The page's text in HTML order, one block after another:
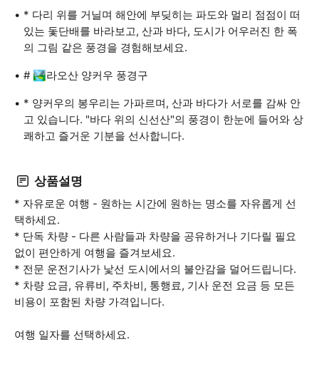
* 다리 위를 거닐며 해안에 부딪히는 파도와 멀리 점점이 떠
있는 돛단배를 바라보고, 산과 바다, 도시가 어우러진 한 폭
의 그림 같은 풍경을 경험해보세요.
# 🏞️라오산 양커우 풍경구
* 양커우의 봉우리는 가파르며, 산과 바다가 서로를 감싸 안
고 있습니다. "바다 위의 신선산"의 풍경이 한눈에 들어와 상
쾌하고 즐거운 기분을 선사합니다.
상품설명
* 자유로운 여행 - 원하는 시간에 원하는 명소를 자유롭게 선
택하세요.
* 단독 차량 - 다른 사람들과 차량을 공유하거나 기다릴 필요
없이 편안하게 여행을 즐겨보세요.
* 전문 운전기사가 낯선 도시에서의 불안감을 덜어드립니다.
* 차량 요금, 유류비, 주차비, 통행료, 기사 운전 요금 등 모든
비용이 포함된 차량 가격입니다.
여행 일자를 선택하세요.